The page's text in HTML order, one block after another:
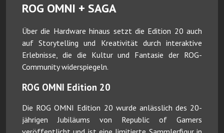
ROG OMNI + SAGA
Über die Hardware hinaus setzt die Edition 20 auch
auf Storytelling und Kreativität durch interaktive
Erlebnisse, die die Kultur und Fantasie der ROG-
Community widerspiegeln.
ROG OMNI Edition 20
Die ROG OMNI Edition 20 wurde anlässlich des 20-
jährigen Jubiläums von Republic of Gamers